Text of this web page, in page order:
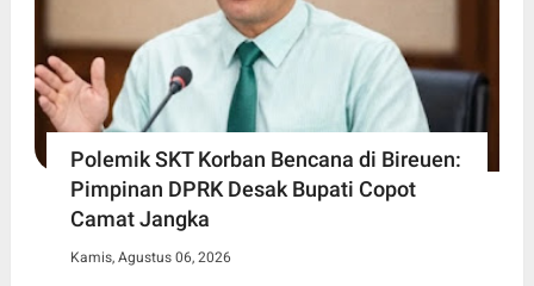
Polemik SKT Korban Bencana di Bireuen:
Pimpinan DPRK Desak Bupati Copot
Camat Jangka
Kamis, Agustus 06, 2026